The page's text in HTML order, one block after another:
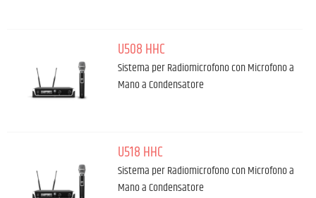
U508 HHC
Sistema per Radiomicrofono con Microfono a
Mano a Condensatore
U518 HHC
Sistema per Radiomicrofono con Microfono a
Mano a Condensatore